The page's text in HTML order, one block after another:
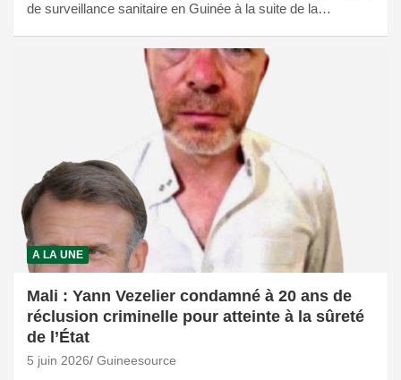
de surveillance sanitaire en Guinée à la suite de la…
A LA UNE
Mali : Yann Vezelier condamné à 20 ans de
réclusion criminelle pour atteinte à la sûreté
de l’État
5 juin 2026 Guineesource